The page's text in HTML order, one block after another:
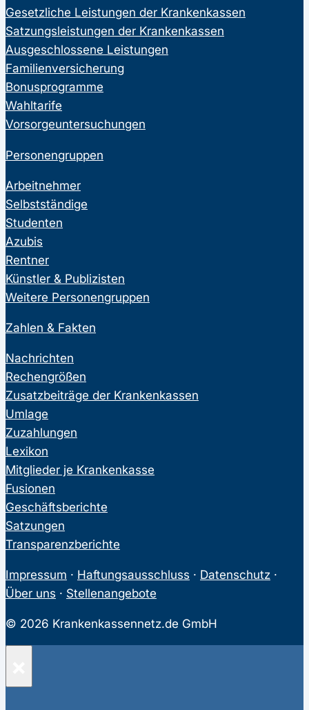
Gesetzliche Leistungen der Krankenkassen
Satzungsleistungen der Krankenkassen
Ausgeschlossene Leistungen
Familienversicherung
Bonusprogramme
Wahltarife
Vorsorgeuntersuchungen
Personengruppen
Arbeitnehmer
Selbstständige
Studenten
Azubis
Rentner
Künstler & Publizisten
Weitere Personengruppen
Zahlen & Fakten
Nachrichten
Rechengrößen
Zusatzbeiträge der Krankenkassen
Umlage
Zuzahlungen
Lexikon
Mitglieder je Krankenkasse
Fusionen
Geschäftsberichte
Satzungen
Transparenzberichte
Impressum · Haftungsausschluss · Datenschutz ·
Über uns · Stellenangebote
© 2026 Krankenkassennetz.de GmbH